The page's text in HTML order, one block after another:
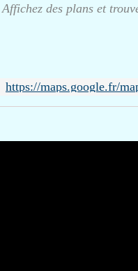
Affichez des plans et